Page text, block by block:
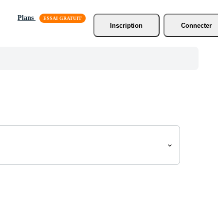
Plans
Inscription
Connecter